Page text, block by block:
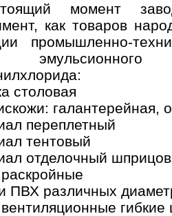
момент
как товаров
промышленно-
столовая
галантерейная,
переплетный
тентовый
отделочный
ПВХ различных